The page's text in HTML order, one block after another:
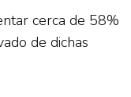
cerca de 58%
de dichas